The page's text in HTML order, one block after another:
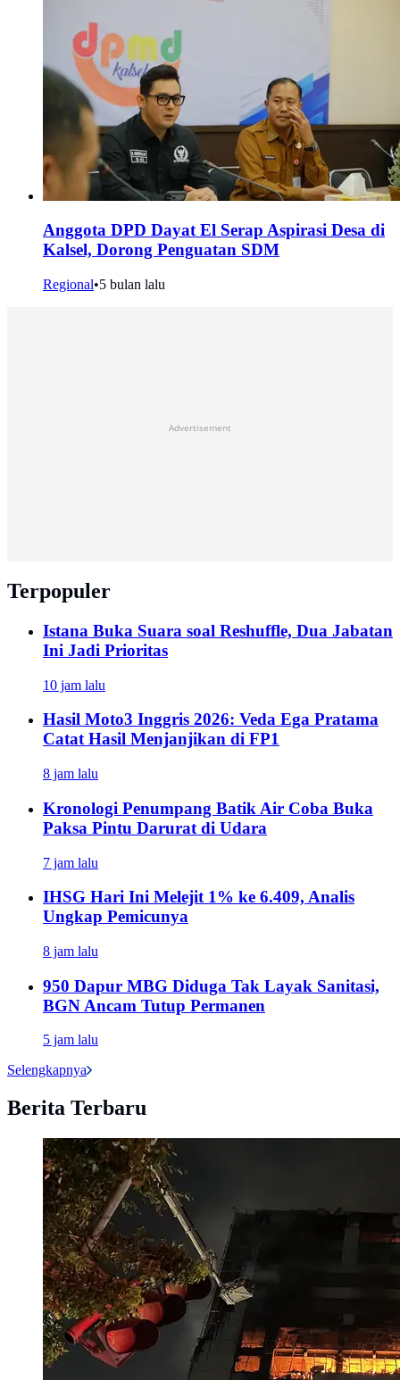
Anggota DPD Dayat El Serap Aspirasi Desa di
Kalsel, Dorong Penguatan SDM
Regional•5 bulan lalu
Advertisement
Terpopuler
Istana Buka Suara soal Reshuffle, Dua Jabatan
Ini Jadi Prioritas
10 jam lalu
Hasil Moto3 Inggris 2026: Veda Ega Pratama
Catat Hasil Menjanjikan di FP1
8 jam lalu
Kronologi Penumpang Batik Air Coba Buka
Paksa Pintu Darurat di Udara
7 jam lalu
IHSG Hari Ini Melejit 1% ke 6.409, Analis
Ungkap Pemicunya
8 jam lalu
950 Dapur MBG Diduga Tak Layak Sanitasi,
BGN Ancam Tutup Permanen
5 jam lalu
Selengkapnya
Berita Terbaru